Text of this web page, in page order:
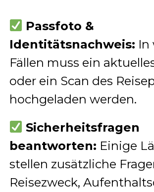
Passfoto &
Identitätsnachweis: In
Fällen muss ein
oder ein Scan des
hochgeladen werden.
Sicherheitsfragen
beantworten: Einige
stellen zusätzliche
Reisezweck,